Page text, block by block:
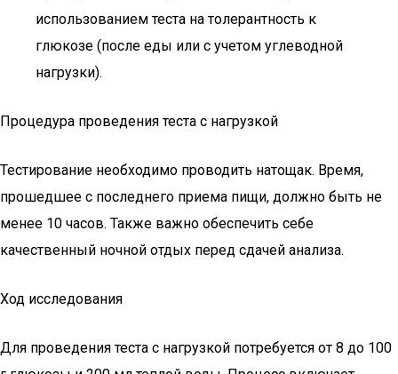
использованием теста на толерантность к
глюкозе (после еды или с учетом углеводной
нагрузки).
Процедура проведения теста с нагрузкой
Тестирование необходимо проводить натощак. Время,
прошедшее с последнего приема пищи, должно быть не
менее 10 часов. Также важно обеспечить себе
качественный ночной отдых перед сдачей анализа.
Ход исследования
Для проведения теста с нагрузкой потребуется от 8 до 100